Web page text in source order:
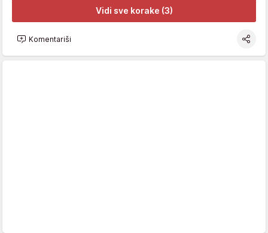
Vidi sve korake (3)
Komentariši